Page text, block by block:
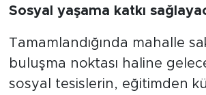
Sosyal yaşama katkı
Tamamlandığında mahalle
buluşma noktası haline
sosyal tesislerin, eğitimden